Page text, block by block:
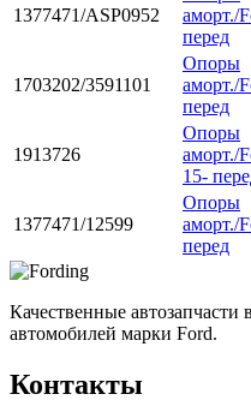
1377471/ASP0952
аморт./
перед
1703202/3591101
Опоры
аморт./
перед
1913726
Опоры
аморт./
15-
1377471/12599
Опоры
аморт./
перед
Качественные
автомобилей марки Ford.
Контакты